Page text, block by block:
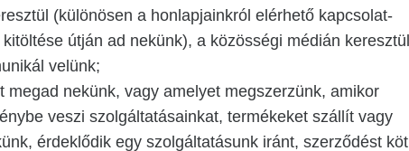
(különösen a honlapjainkról elérhető kapcsolat-
útján ad nekünk), a közösségi médián keresztül
velünk;
megad nekünk, vagy amelyet megszerzünk, amikor
veszi szolgáltatásainkat, termékeket szállít vagy
érdeklődik egy szolgáltatásunk iránt, szerződést köt